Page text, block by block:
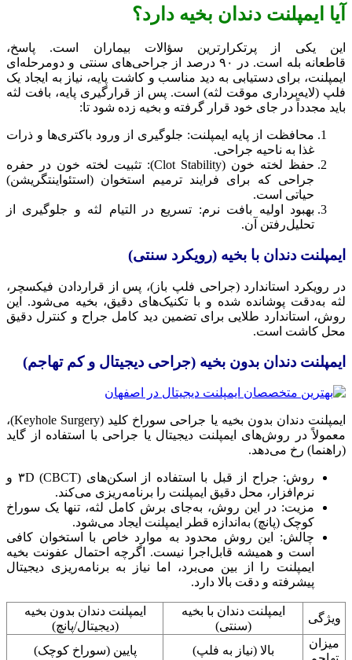
آیا ایمپلنت دندان بخیه دارد؟
این یکی از پرتکرارترین سؤالات بیماران است. پاسخ،
قاطعانه بله است. در ۹۰ درصد از جراحی‌های سنتی و دومرحله‌ای
ایمپلنت، برای دستیابی به دید مناسب و کاشت پایه، نیاز به ایجاد یک
فلپ (لایه‌برداری موقت لثه) است. پس از قرارگیری پایه، بافت لثه
باید مجدداً در جای خود قرار گرفته و بخیه زده شود تا:
محافظت از پایه ایمپلنت: جلوگیری از ورود باکتری‌ها و ذرات
غذا به ناحیه جراحی.
حفظ لخته خون (Clot Stability): تثبیت لخته خون در حفره
جراحی که برای فرایند ترمیم استخوان (استئواینتگریشن)
حیاتی است.
بهبود اولیه بافت نرم: تسریع در التیام لثه و جلوگیری از
تحلیل‌رفتن آن.
ایمپلنت دندان با بخیه (رویکرد سنتی)
در رویکرد استاندارد (جراحی فلپ باز)، پس از قراردادن فیکسچر،
لثه به‌دقت پوشانده شده و با تکنیک‌های دقیق، بخیه می‌شود. این
روش، استاندارد طلایی برای تضمین دید کامل جراح و کنترل دقیق
محل کاشت است.
ایمپلنت دندان بدون بخیه (جراحی دیجیتال و کم تهاجم)
ایمپلنت دندان بدون بخیه یا جراحی سوراخ کلید (Keyhole Surgery)،
معمولاً در روش‌های ایمپلنت دیجیتال یا جراحی با استفاده از گاید
(راهنما) رخ می‌دهد.
روش: جراح از قبل با استفاده از اسکن‌های ۳D (CBCT) و
نرم‌افزار، محل دقیق ایمپلنت را برنامه‌ریزی می‌کند.
مزیت: در این روش، به‌جای برش کامل لثه، تنها یک سوراخ
کوچک (پانچ) به‌اندازه قطر ایمپلنت ایجاد می‌شود.
چالش: این روش محدود به موارد خاص با استخوان کافی
است و همیشه قابل‌اجرا نیست. اگرچه احتمال عفونت بخیه
ایمپلنت را از بین می‌برد، اما نیاز به برنامه‌ریزی دیجیتال
پیشرفته و دقت بالا دارد.
ویژگی
ایمپلنت دندان با بخیه
(سنتی)
ایمپلنت دندان بدون بخیه
(دیجیتال/پانچ)
میزان
بالا (نیاز به فلپ)
پایین (سوراخ کوچک)